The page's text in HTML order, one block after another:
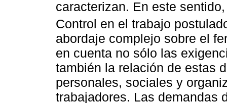
caracterizan. En este
Control en el trabajo
abordaje complejo sobre el
en cuenta no sólo las
también la relación de estas
personales, sociales y
trabajadores. Las demandas